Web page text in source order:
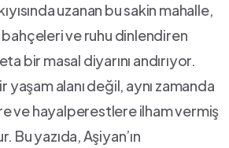
uzanan⁣ bu sakin mahalle,⁤
bahçeleri ​ve ⁢ruhu dinlendiren
bir‍ masal ‍diyarını andırıyor.
yaşam alanı değil, aynı zamanda
⁤ve hayalperestlere ilham vermiş
Bu yazıda,⁣ Aşiyan’ın